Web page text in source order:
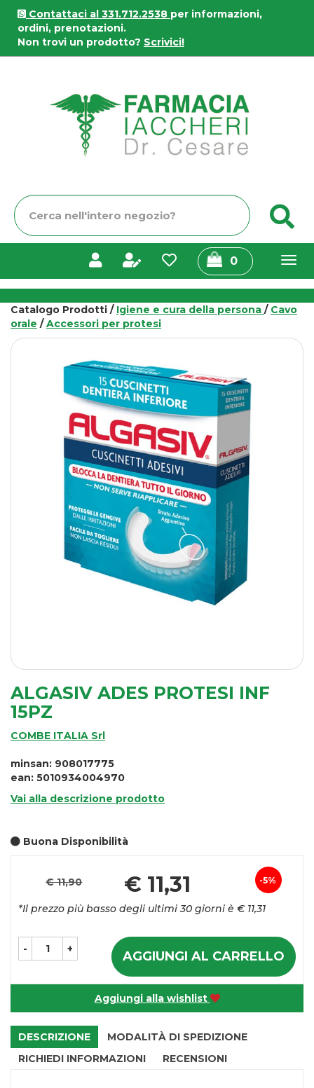
Passa
contenuto
principale
Contattaci al 331.712.2538 per informazioni,
ordini, prenotazioni.
Non trovi un prodotto? Scrivici!
Cerca
Prodotto
0prodotti
inseriti
Catalogo Prodotti / Igiene e cura della persona / Cavo
orale /Accessori per protesi
ALGASIV ADES PROTESI INF
15PZ
COMBE ITALIA Srl
minsan: 908017775
ean: 5010934004970
Vai alla descrizione prodotto
Buona Disponibilità
Sconto
5%
€ 11,90 € 11,31
*Il prezzo più basso degli ultimi 30 giorni è € 11,31
- + AGGIUNGI AL CARRELLO
Aggiungi alla wishlist
DESCRIZIONE
MODALITÀ DI SPEDIZIONE
RICHIEDI INFORMAZIONI
RECENSIONI